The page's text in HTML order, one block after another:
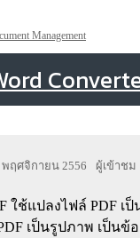
Management
พฤศจิกายน 2556 ผู้เข้าชม
ใช้แปลงไฟล์ PDF เ
เป็นรูปภาพ เป็นข้